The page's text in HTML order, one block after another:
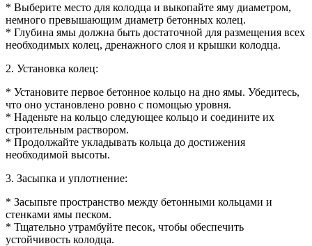
* Выберите место для колодца и выкопайте яму диаметром,
немного превышающим диаметр бетонных колец.
* Глубина ямы должна быть достаточной для размещения всех
необходимых колец, дренажного слоя и крышки колодца.
2. Установка колец:
* Установите первое бетонное кольцо на дно ямы. Убедитесь,
что оно установлено ровно с помощью уровня.
* Наденьте на кольцо следующее кольцо и соедините их
строительным раствором.
* Продолжайте укладывать кольца до достижения
необходимой высоты.
3. Засыпка и уплотнение:
* Засыпьте пространство между бетонными кольцами и
стенками ямы песком.
* Тщательно утрамбуйте песок, чтобы обеспечить
устойчивость колодца.